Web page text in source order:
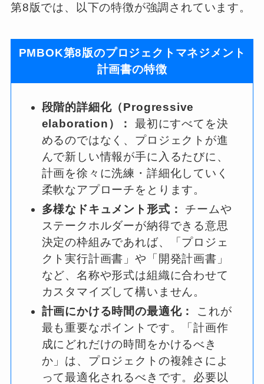
第8版では、以下の特徴が強調されています。
PMBOK第8版のプロジェクトマネジメント
計画書の特徴
段階的詳細化（Progressive
elaboration）：
最初にすべてを決
めるのではなく、プロジェクトが進
んで新しい情報が手に入るたびに、
計画を徐々に洗練・詳細化していく
柔軟なアプローチをとります。
多様なドキュメント形式：
チームや
ステークホルダーが納得できる意思
決定の枠組みであれば、「プロジェ
クト実行計画書」や「開発計画書」
など、名称や形式は組織に合わせて
カスタマイズして構いません。
計画にかける時間の最適化：
これが
最も重要なポイントです。「計画作
成にどれだけの時間をかけるべき
か」は、プロジェクトの複雑さによ
って最適化されるべきです。必要以